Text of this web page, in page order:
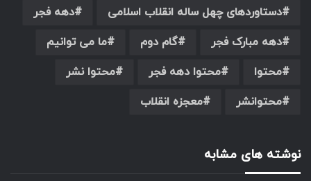
دستاوردهای چهل ساله انقلاب اسلامی
دهه فجر
دهه مبارک فجر
گام دوم
ما می توانیم
محتوا
محتوا دهه فجر
محتوا نشر
محتوانشر
معجزه انقلاب
نوشته های مشابه